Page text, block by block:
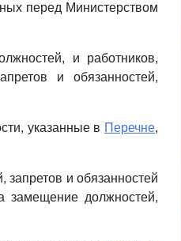
перед Министерством
и работников,
и обязанностей,
указанные в Перечне,
и обязанностей
замещение должностей,